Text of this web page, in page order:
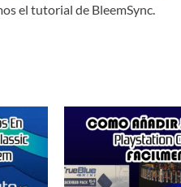
el tutorial de BleemSync.